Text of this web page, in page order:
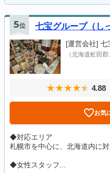
5位 七宝グループ（し
[運営会社] 七
（北海道虻田
4.88
お気
◆対応エリア
札幌市を中心に、北海道内に対
◆女性スタッフ...